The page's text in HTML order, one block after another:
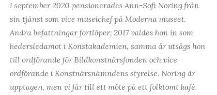
I september 2020 pensionerades Ann-Sofi Noring från
sin tjänst som vice museichef på Moderna museet.
Andra befattningar fortlöper; 2017 valdes hon in som
hedersledamot i Konstakademien, samma år utsågs hon
till ordförande för Bildkonstnärsfonden och vice
ordförande i Konstnärsnämndens styrelse. Noring är
upptagen, men vi får till ett möte på ett folktomt kafé.